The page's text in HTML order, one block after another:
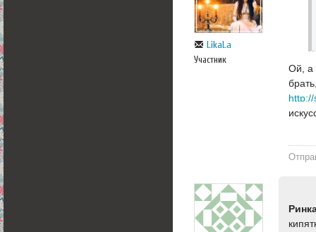
LikaLa
Участник
Ой, а